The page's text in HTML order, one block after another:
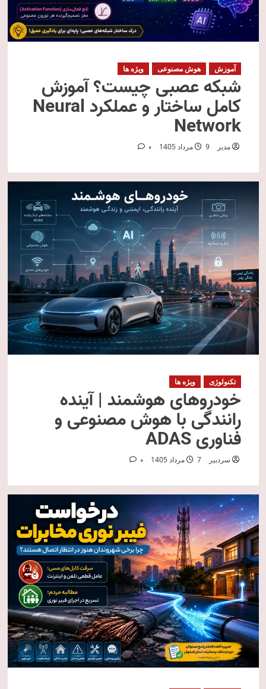
آموزش هوش مصنوعی ویژه ها
شبکه عصبی چیست؟ آموزش
کامل ساختار و عملکرد Neural
Network
مدیر 9 مرداد 1405 0
تکنولوژی ویژه ها
خودروهای هوشمند | آینده
رانندگی با هوش مصنوعی و
فناوری ADAS
سردبیر 7 مرداد 1405 0